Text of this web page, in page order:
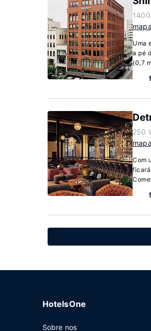
mapa
Uma
a pé
(0,7
250
mapa
Com
HotelsOne
Sobre nos